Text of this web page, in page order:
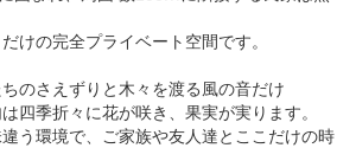
けの完全プライベート空間です。
のさえずりと木々を渡る風の音だけ
四季折々に花が咲き、果実が実ります。
う環境で、ご家族や友人達とここだけの時